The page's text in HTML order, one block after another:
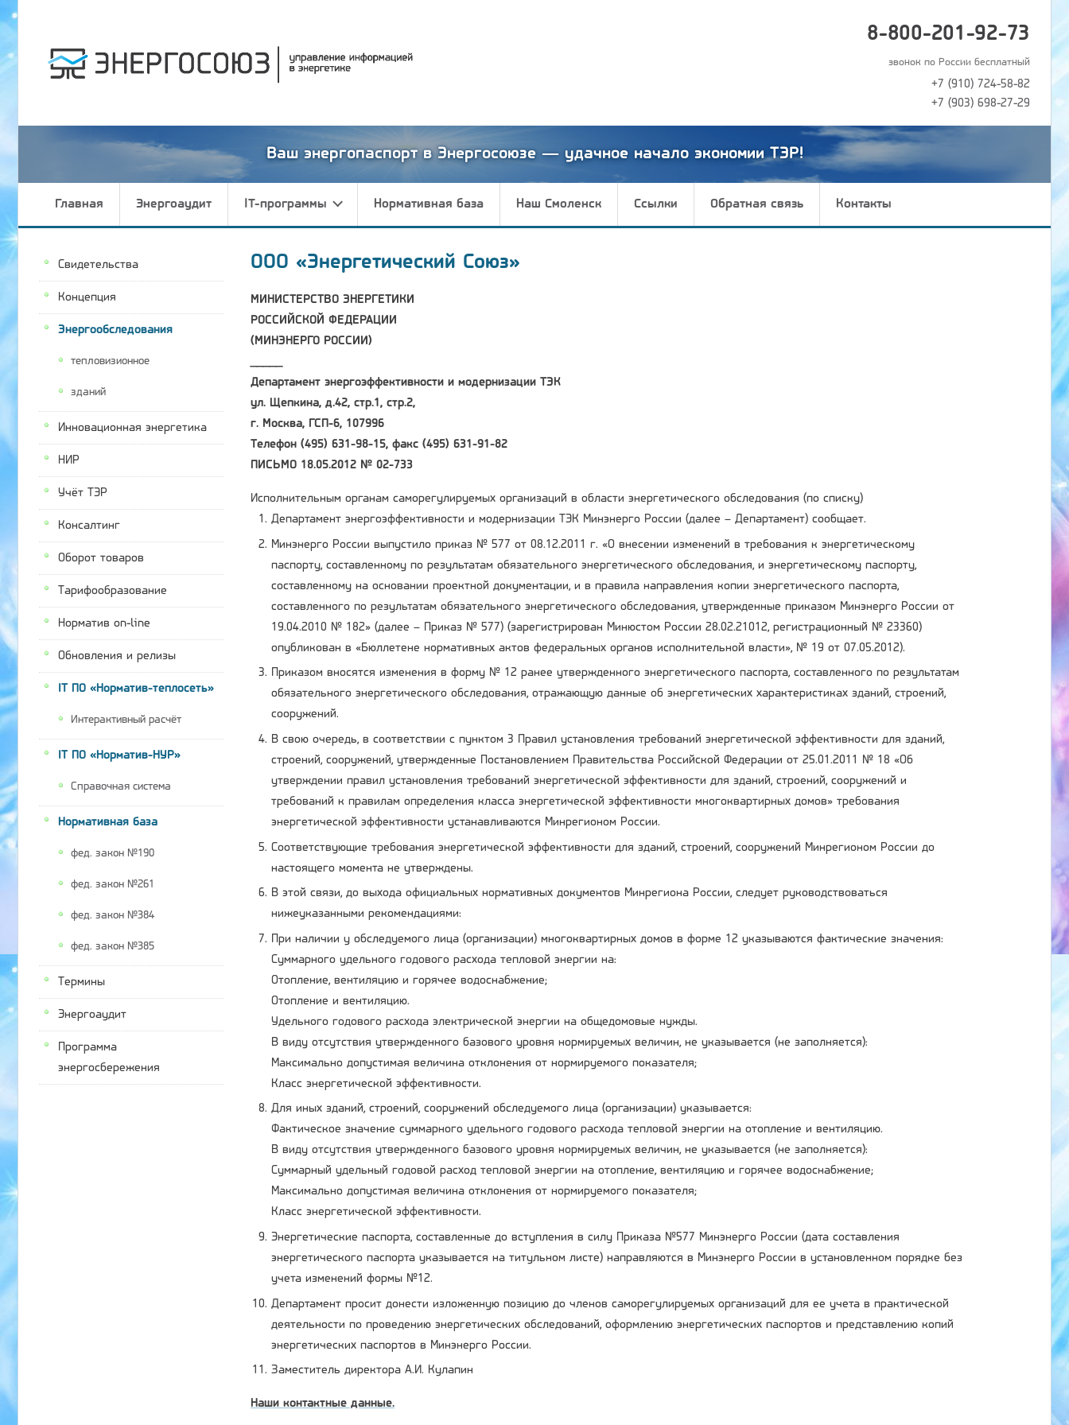
8-800-201-92-73
звонок по России бесплатный
+7 (910) 724-58-82
+7 (903) 698-27-29
Ваш энергопаспорт в Энергосоюзе — удачное начало экономии ТЭР!
Главная Энергоаудит IT-программы Нормативная база Наш Смоленск Ссылки Обратная связь Контакты
Свидетельства
Концепция
Энергообследования
тепловизионное
зданий
Инновационная энергетика
НИР
Учёт ТЭР
Консалтинг
Оборот товаров
Тарифообразование
Норматив on-line
Обновления и релизы
IT ПО «Норматив-теплосеть»
Интерактивный расчёт
IT ПО «Норматив-НУР»
Справочная система
Нормативная база
фед. закон №190
фед. закон №261
фед. закон №384
фед. закон №385
Термины
Энергоаудит
Программа
энергосбережения
ООО «Энергетический Союз»
МИНИСТЕРСТВО ЭНЕРГЕТИКИ
РОССИЙСКОЙ ФЕДЕРАЦИИ
(МИНЭНЕРГО РОССИИ)
Департамент энергоэффективности и модернизации ТЭК
ул. Щепкина, д.42, стр.1, стр.2,
г. Москва, ГСП-6, 107996
Телефон (495) 631-98-15, факс (495) 631-91-82
ПИСЬМО 18.05.2012 № 02-733
Исполнительным органам саморегулируемых организаций в области энергетического обследования (по списку)
Департамент энергоэффективности и модернизации ТЭК Минэнерго России (далее – Департамент) сообщает.
Минэнерго России выпустило приказ № 577 от 08.12.2011 г. «О внесении изменений в требования к энергетическому
паспорту, составленному по результатам обязательного энергетического обследования, и энергетическому паспорту,
составленному на основании проектной документации, и в правила направления копии энергетического паспорта,
составленного по результатам обязательного энергетического обследования, утвержденные приказом Минэнерго России от
19.04.2010 № 182» (далее – Приказ № 577) (зарегистрирован Минюстом России 28.02.21012, регистрационный № 23360)
опубликован в «Бюллетене нормативных актов федеральных органов исполнительной власти», № 19 от 07.05.2012).
Приказом вносятся изменения в форму № 12 ранее утвержденного энергетического паспорта, составленного по результатам
обязательного энергетического обследования, отражающую данные об энергетических характеристиках зданий, строений,
сооружений.
В свою очередь, в соответствии с пунктом 3 Правил установления требований энергетической эффективности для зданий,
строений, сооружений, утвержденные Постановлением Правительства Российской Федерации от 25.01.2011 № 18 «Об
утверждении правил установления требований энергетической эффективности для зданий, строений, сооружений и
требований к правилам определения класса энергетической эффективности многоквартирных домов» требования
энергетической эффективности устанавливаются Минрегионом России.
Соответствующие требования энергетической эффективности для зданий, строений, сооружений Минрегионом России до
настоящего момента не утверждены.
В этой связи, до выхода официальных нормативных документов Минрегиона России, следует руководствоваться
нижеуказанными рекомендациями:
При наличии у обследуемого лица (организации) многоквартирных домов в форме 12 указываются фактические значения:
Суммарного удельного годового расхода тепловой энергии на:
Отопление, вентиляцию и горячее водоснабжение;
Отопление и вентиляцию.
Удельного годового расхода электрической энергии на общедомовые нужды.
В виду отсутствия утвержденного базового уровня нормируемых величин, не указывается (не заполняется):
Максимально допустимая величина отклонения от нормируемого показателя;
Класс энергетической эффективности.
Для иных зданий, строений, сооружений обследуемого лица (организации) указывается:
Фактическое значение суммарного удельного годового расхода тепловой энергии на отопление и вентиляцию.
В виду отсутствия утвержденного базового уровня нормируемых величин, не указывается (не заполняется):
Суммарный удельный годовой расход тепловой энергии на отопление, вентиляцию и горячее водоснабжение;
Максимально допустимая величина отклонения от нормируемого показателя;
Класс энергетической эффективности.
Энергетические паспорта, составленные до вступления в силу Приказа №577 Минэнерго России (дата составления
энергетического паспорта указывается на титульном листе) направляются в Минэнерго России в установленном порядке без
учета изменений формы №12.
Департамент просит донести изложенную позицию до членов саморегулируемых организаций для ее учета в практической
деятельности по проведению энергетических обследований, оформлению энергетических паспортов и представлению копий
энергетических паспортов в Минэнерго России.
Заместитель директора А.И. Кулапин
Наши контактные данные.